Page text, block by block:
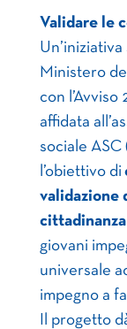
Validare le
Ministero
con l’Avviso
affidata
sociale ASC
l’obiettivo di
validazione
giovani
universale
impegno a
Il progetto